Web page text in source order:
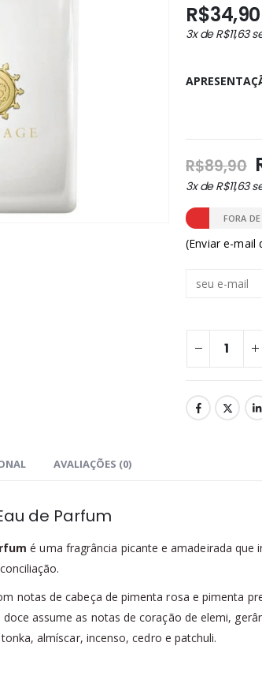
R$34,90
3x deR$11,63
R$89,90
3x deR$11,63
FORA
(Enviar e-mail
AVALIAÇÕES (0)
de Parfum
é uma fragrância picante e amadeirada
notas de cabeça de pimenta rosa e pimenta
assume as notas de coração de elemi,
almíscar, incenso, cedro e patchuli.